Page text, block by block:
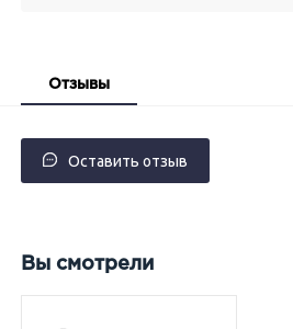
Отзывы
Оставить отзыв
Вы смотрели